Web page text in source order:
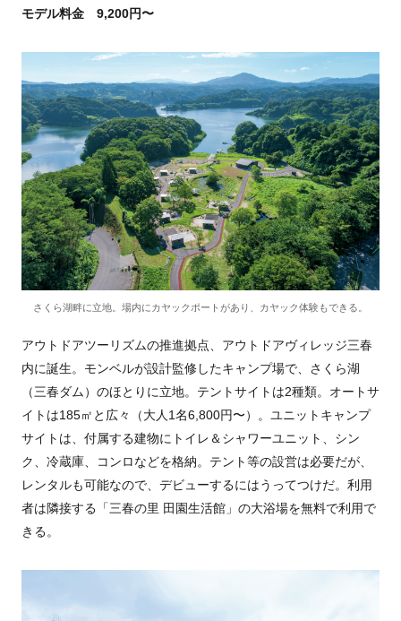
モデル料金 9,200円〜
さくら湖畔に立地。場内にカヤックポートがあり、カヤック体験もできる。
アウトドアツーリズムの推進拠点、アウトドアヴィレッジ三春
内に誕生。モンベルが設計監修したキャンプ場で、さくら湖
（三春ダム）のほとりに立地。テントサイトは2種類。オートサ
イトは185㎡と広々（大人1名6,800円〜）。ユニットキャンプ
サイトは、付属する建物にトイレ＆シャワーユニット、シン
ク、冷蔵庫、コンロなどを格納。テント等の設営は必要だが、
レンタルも可能なので、デビューするにはうってつけだ。利用
者は隣接する「三春の里 田園生活館」の大浴場を無料で利用で
きる。